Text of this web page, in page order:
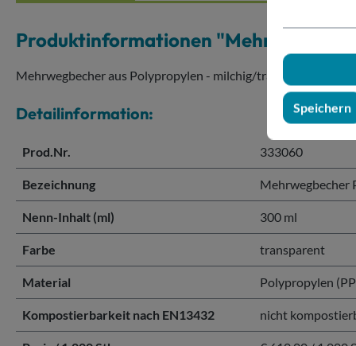
Produktinformationen
Mehrwegbecher aus Polypropylen - milchig/transparent (nicht
Detailinformation:
Prod.Nr. 333060
Bezeichnung Mehrwegbecher
Nenn-Inhalt (ml) 300 ml
Farbe transparent
Material Polypropylen
Kompostierbarkeit nach EN13432 nicht
Speichern